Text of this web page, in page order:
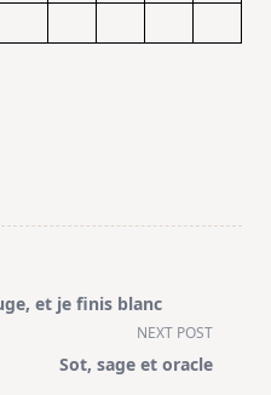
et je finis blanc
NEXT POST
Sot, sage et oracle